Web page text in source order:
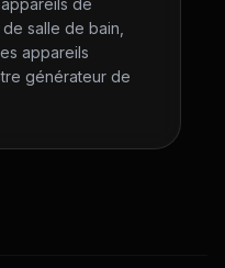
de
salle de bain,
appareils
générateur de